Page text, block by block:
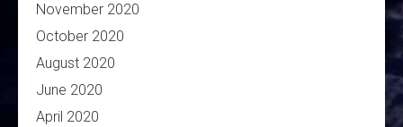
November 2020
October 2020
August 2020
June 2020
April 2020